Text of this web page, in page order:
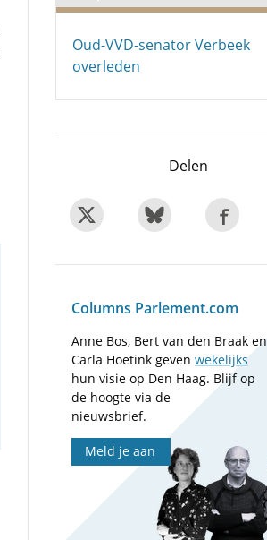
Oud-VVD-senator Verbeek
overleden
Delen
Columns Parlement.com
Anne Bos, Bert van den Braak en
Carla Hoetink gevenwekelijks
hun visie op Den Haag. Blijf op
de hoogte via de
nieuwsbrief.
Meld je aan